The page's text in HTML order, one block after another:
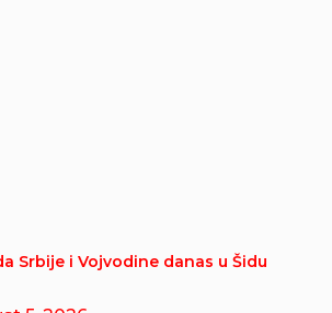
Srbije i Vojvodine danas u Šidu